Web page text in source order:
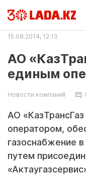
15.08.2014, 12:13
АО
единым
Новости компаний
АО
оператором,
газоснабжение
путем